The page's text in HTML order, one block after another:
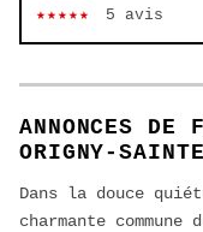
ANNONCES DE
ORIGNY-
Dans la douce
charmante
★★★★★
5 avis